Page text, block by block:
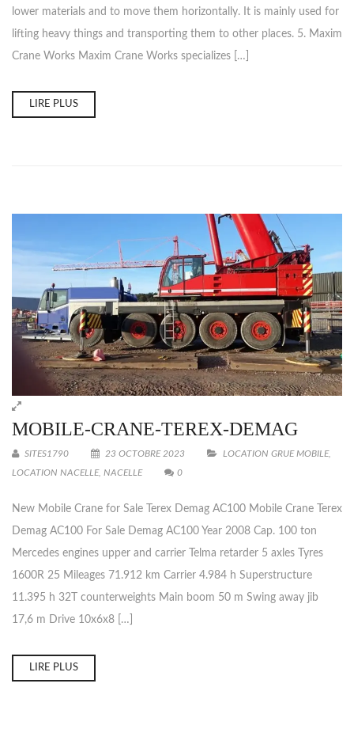
Entrez votre adresse e-mail pour notre liste de diffusion
afin de vous tenir au courant de nos dernières mises à
jour.
lower materials and to move them horizontally. It is mainly used for
lifting heavy things and transporting them to other places. 5. Maxim
Crane Works Maxim Crane Works specializes […]
LIRE PLUS
MOBILE-CRANE-TEREX-DEMAG
SITES1790 23 OCTOBRE 2023 LOCATION GRUE MOBILE,
LOCATION NACELLE, NACELLE 0
New Mobile Crane for Sale Terex Demag AC100 Mobile Crane Terex
Demag AC100 For Sale Demag AC100 Year 2008 Cap. 100 ton
Mercedes engines upper and carrier Telma retarder 5 axles Tyres
1600R 25 Mileages 71.912 km Carrier 4.984 h Superstructure
11.395 h 32T counterweights Main boom 50 m Swing away jib
17,6 m Drive 10x6x8 […]
LIRE PLUS